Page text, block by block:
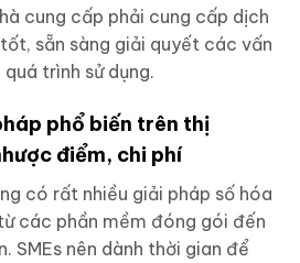
cung cấp phải cung cấp dịch
sẵn sàng giải quyết các vấn
trình sử dụng.
phổ biến trên thị
điểm, chi phí
có rất nhiều giải pháp số hóa
các phần mềm đóng gói đến
SMEs nên dành thời gian để